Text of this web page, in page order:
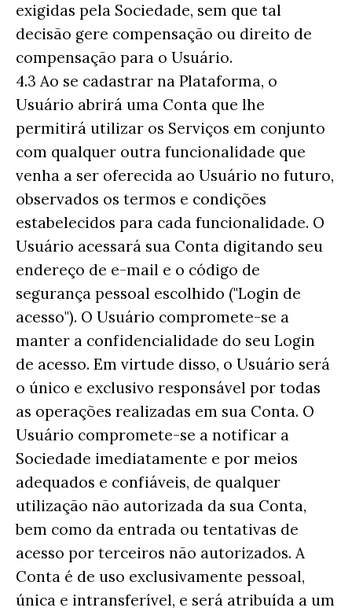
exigidas pela Sociedade, sem que tal
decisão gere compensação ou direito de
compensação para o Usuário.
4.3 Ao se cadastrar na Plataforma, o
Usuário abrirá uma Conta que lhe
permitirá utilizar os Serviços em conjunto
com qualquer outra funcionalidade que
venha a ser oferecida ao Usuário no futuro,
observados os termos e condições
estabelecidos para cada funcionalidade. O
Usuário acessará sua Conta digitando seu
endereço de e-mail e o código de
segurança pessoal escolhido ("Login de
acesso"). O Usuário compromete-se a
manter a confidencialidade do seu Login
de acesso. Em virtude disso, o Usuário será
o único e exclusivo responsável por todas
as operações realizadas em sua Conta. O
Usuário compromete-se a notificar a
Sociedade imediatamente e por meios
adequados e confiáveis, de qualquer
utilização não autorizada da sua Conta,
bem como da entrada ou tentativas de
acesso por terceiros não autorizados. A
Conta é de uso exclusivamente pessoal,
única e intransferível, e será atribuída a um